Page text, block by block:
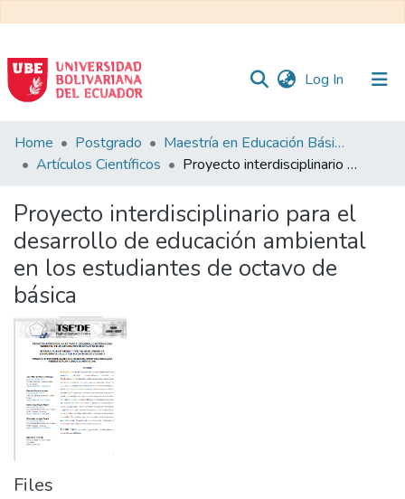
Log In (current)
Communities
&
All of DSpace
Statistics
Home Postgrado
Maestría en Educación Básica
Artículos Científicos
Proyecto interdisciplinario para el desarrollo de educación ambiental en los estudiantes de octavo de básica
Proyecto interdisciplinario para el
desarrollo de educación ambiental
en los estudiantes de octavo de
básica
Files